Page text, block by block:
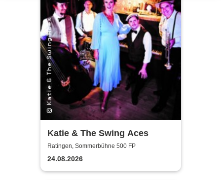
Katie & The Swing Aces
Ratingen, Sommerbühne 500 FP
24.08.2026